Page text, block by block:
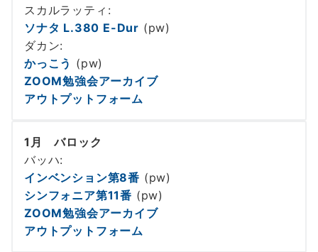
スカルラッティ:
ソナタ L.380 E-Dur (pw)
ダカン:
かっこう (pw)
ZOOM勉強会アーカイブ
アウトプットフォーム
1月 バロック
バッハ:
インベンション第8番 (pw)
シンフォニア第11番 (pw)
ZOOM勉強会アーカイブ
アウトプットフォーム